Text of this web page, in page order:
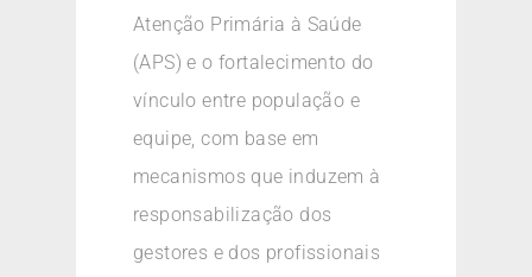
Atenção Primária à Saúde
(APS) e o fortalecimento do
vínculo entre população e
equipe, com base em
mecanismos que induzem à
responsabilização dos
gestores e dos profissionais